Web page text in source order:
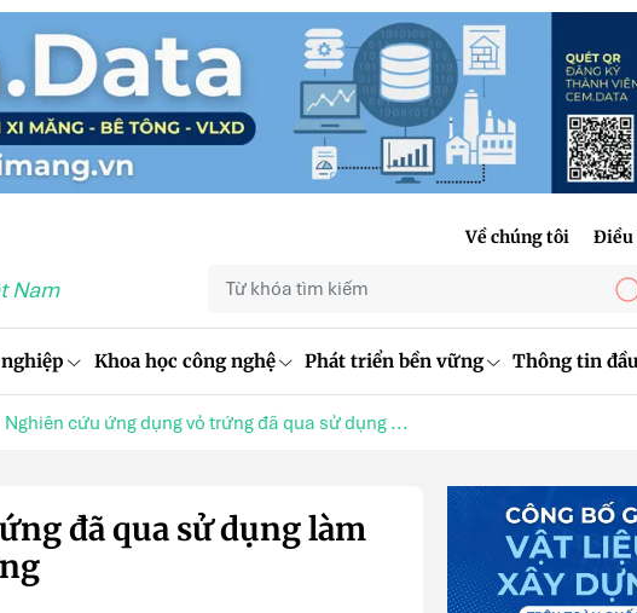
Nam
Về chúng tôi Điều
Khoa học công nghệ Phát triển bền vững Thông tin
Nghiên cứu ứng dụng vỏ trứng đã qua sử dụng ...
đã qua sử dụng làm